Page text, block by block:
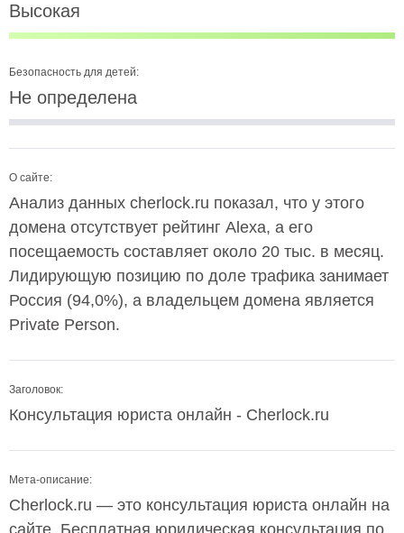
Высокая
Безопасность для детей:
Не определена
О сайте:
Анализ данных cherlock.ru показал, что у этого
домена отсутствует рейтинг Alexa, а его
посещаемость составляет около 20 тыс. в месяц.
Лидирующую позицию по доле трафика занимает
Россия (94,0%), а владельцем домена является
Private Person.
Заголовок:
Консультация юриста онлайн - Cherlock.ru
Мета-описание:
Cherlock.ru — это консультация юриста онлайн на
сайте. Бесплатная юридическая консультация по